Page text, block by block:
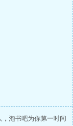
，泡书吧为你第一时间